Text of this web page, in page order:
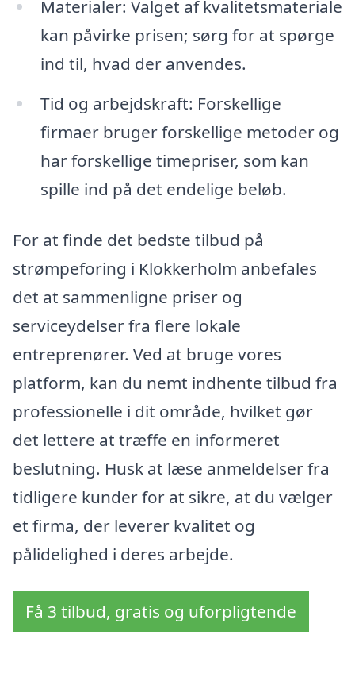
Materialer: Valget af kvalitetsmateriale
kan påvirke prisen; sørg for at spørge
ind til, hvad der anvendes.
Tid og arbejdskraft: Forskellige
firmaer bruger forskellige metoder og
har forskellige timepriser, som kan
spille ind på det endelige beløb.
For at finde det bedste tilbud på
strømpeforing i Klokkerholm anbefales
det at sammenligne priser og
serviceydelser fra flere lokale
entreprenører. Ved at bruge vores
platform, kan du nemt indhente tilbud fra
professionelle i dit område, hvilket gør
det lettere at træffe en informeret
beslutning. Husk at læse anmeldelser fra
tidligere kunder for at sikre, at du vælger
et firma, der leverer kvalitet og
pålidelighed i deres arbejde.
Få 3 tilbud, gratis og uforpligtende